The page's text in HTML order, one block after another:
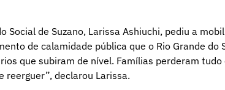
Social de Suzano, Larissa Ashiuchi, pediu a
de calamidade pública que o Rio Grande do
que subiram de nível. Famílias perderam
reerguer”, declarou Larissa.